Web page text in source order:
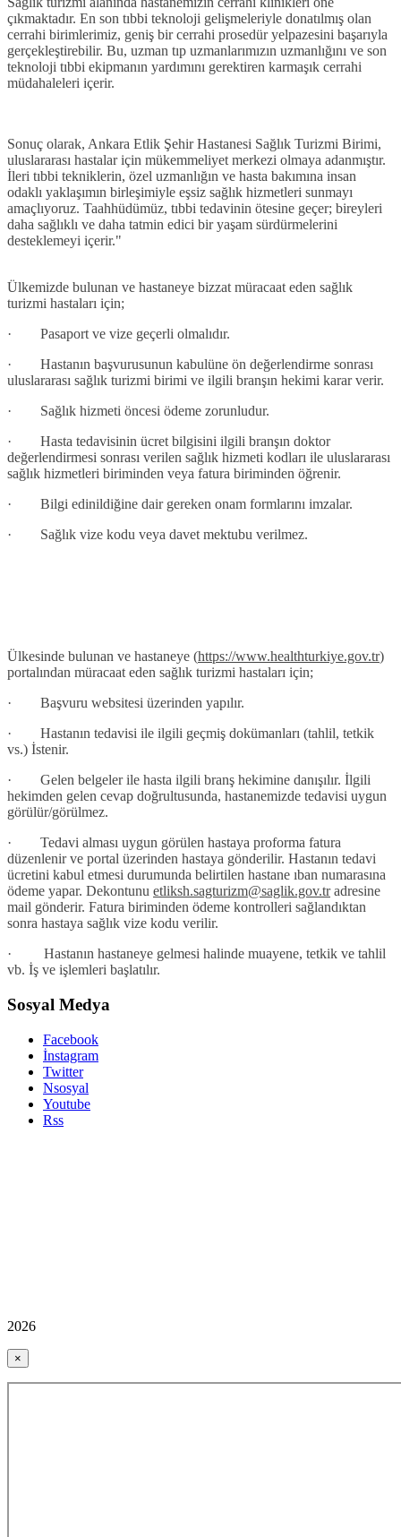
çıkmaktadır. En son tıbbi teknoloji gelişmeleriyle donatılmış olan
cerrahi birimlerimiz, geniş bir cerrahi prosedür yelpazesini başarıyla
gerçekleştirebilir. Bu, uzman tıp uzmanlarımızın uzmanlığını ve son
teknoloji tıbbi ekipmanın yardımını gerektiren karmaşık cerrahi
müdahaleleri içerir.
Sonuç olarak, Ankara Etlik Şehir Hastanesi Sağlık Turizmi Birimi,
uluslararası hastalar için mükemmeliyet merkezi olmaya adanmıştır.
İleri tıbbi tekniklerin, özel uzmanlığın ve hasta bakımına insan
odaklı yaklaşımın birleşimiyle eşsiz sağlık hizmetleri sunmayı
amaçlıyoruz. Taahhüdümüz, tıbbi tedavinin ötesine geçer; bireyleri
daha sağlıklı ve daha tatmin edici bir yaşam sürdürmelerini
desteklemeyi içerir."
Ülkemizde bulunan ve hastaneye bizzat müracaat eden sağlık
turizmi hastaları için;
· Pasaport ve vize geçerli olmalıdır.
· Hastanın başvurusunun kabulüne ön değerlendirme sonrası
uluslararası sağlık turizmi birimi ve ilgili branşın hekimi karar verir.
· Sağlık hizmeti öncesi ödeme zorunludur.
· Hasta tedavisinin ücret bilgisini ilgili branşın doktor
değerlendirmesi sonrası verilen sağlık hizmeti kodları ile uluslararası
sağlık hizmetleri biriminden veya fatura biriminden öğrenir.
· Bilgi edinildiğine dair gereken onam formlarını imzalar.
· Sağlık vize kodu veya davet mektubu verilmez.
Ülkesinde bulunan ve hastaneye (https://www.healthturkiye.gov.tr)
portalından müracaat eden sağlık turizmi hastaları için;
· Başvuru websitesi üzerinden yapılır.
· Hastanın tedavisi ile ilgili geçmiş dokümanları (tahlil, tetkik
vs.) İstenir.
· Gelen belgeler ile hasta ilgili branş hekimine danışılır. İlgili
hekimden gelen cevap doğrultusunda, hastanemizde tedavisi uygun
görülür/görülmez.
· Tedavi alması uygun görülen hastaya proforma fatura
düzenlenir ve portal üzerinden hastaya gönderilir. Hastanın tedavi
ücretini kabul etmesi durumunda belirtilen hastane ıban numarasına
ödeme yapar. Dekontunu etliksh.sagturizm@saglik.gov.tradresine
mail gönderir. Fatura biriminden ödeme kontrolleri sağlandıktan
sonra hastaya sağlık vize kodu verilir.
· Hastanın hastaneye gelmesi halinde muayene, tetkik ve tahlil
vb. İş ve işlemleri başlatılır.
Sosyal Medya
Facebook
İnstagram
Twitter
Nsosyal
Youtube
Rss
2026
×